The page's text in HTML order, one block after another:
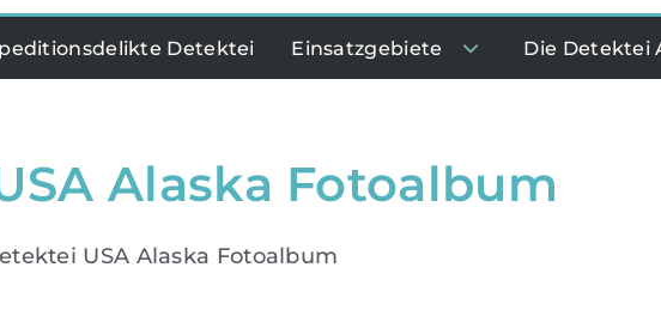
Detektei Einsatzgebiete Die Detektei
Alaska Fotoalbum
USA Alaska Fotoalbum